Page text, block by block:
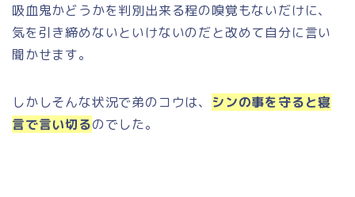
吸血鬼かどうかを判別出来る程の嗅覚もないだけに、
気を引き締めないといけないのだと改めて自分に言い
聞かせます。
しかしそんな状況で弟のコウは、 シンの事を守ると寝
言で言い切るのでした。